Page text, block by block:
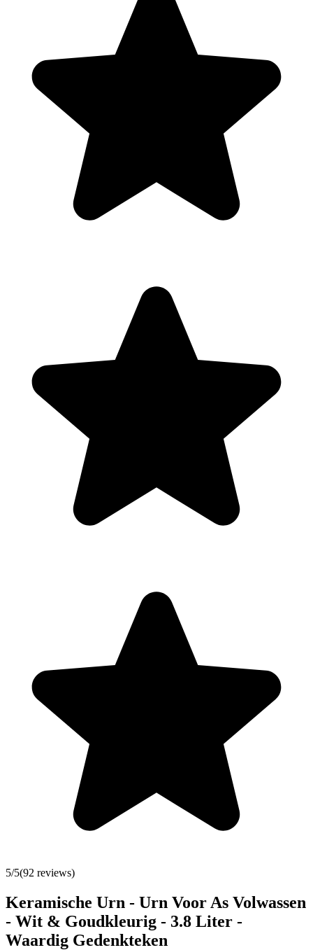
5/5(92 reviews)
Keramische Urn - Urn Voor As Volwassen
- Wit & Goudkleurig - 3.8 Liter -
Waardig Gedenkteken